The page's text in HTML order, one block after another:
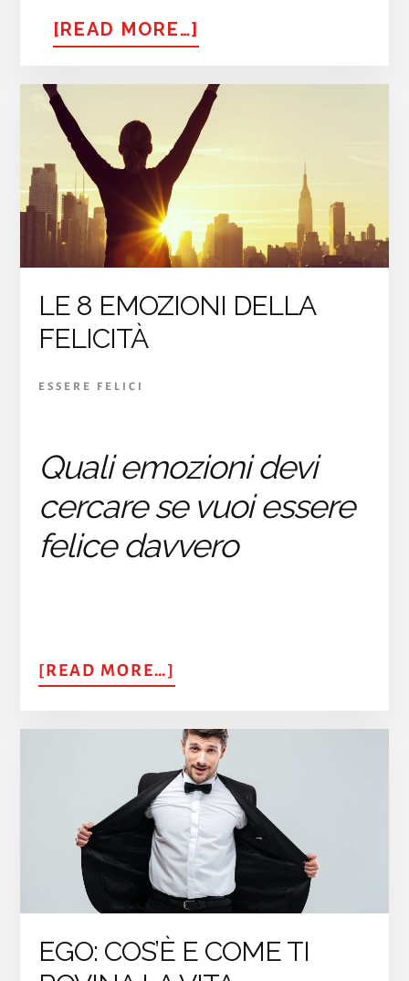
[READ MORE…]
USA
LE
TUE
VIRTÙ
LE 8 EMOZIONI DELLA
FELICITÀ
ESSERE FELICI
Quali emozioni devi
cercare se vuoi essere
felice davvero
[READ MORE…]
8
EMOZIONI
DELLA
FELICITÀ
EGO: COS’È E COME TI